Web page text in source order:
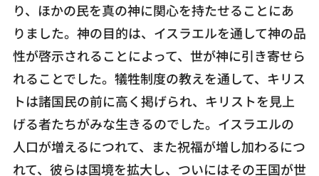
り、ほかの民を真の神に関心を持たせることにあ
りました。神の目的は、イスラエルを通して神の品
性が啓示されることによって、世が神に引き寄せら
れることでした。犠牲制度の教えを通して、キリス
トは諸国民の前に高く掲げられ、キリストを見上
げる者たちがみな生きるのでした。イスラエルの
人口が増えるにつれて、また祝福が増し加わるにつ
れて、彼らは国境を拡大し、ついにはその王国が世